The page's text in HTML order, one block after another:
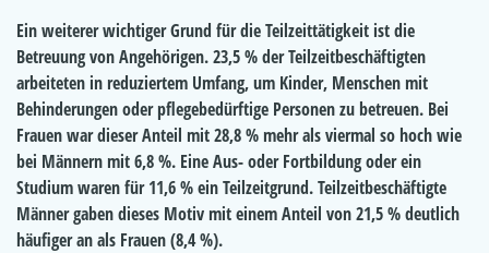
Ein weiterer wichtiger Grund für die Teilzeittätigkeit ist die
Betreuung von Angehörigen. 23,5 % der Teilzeitbeschäftigten
arbeiteten in reduziertem Umfang, um Kinder, Menschen mit
Behinderungen oder pflegebedürftige Personen zu betreuen. Bei
Frauen war dieser Anteil mit 28,8 % mehr als viermal so hoch wie
bei Männern mit 6,8 %. Eine Aus- oder Fortbildung oder ein
Studium waren für 11,6 % ein Teilzeitgrund. Teilzeitbeschäftigte
Männer gaben dieses Motiv mit einem Anteil von 21,5 % deutlich
häufiger an als Frauen (8,4 %).